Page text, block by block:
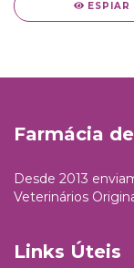
ESPIAR
Farmácia
Desde 2013
Veterinários
Links Úteis